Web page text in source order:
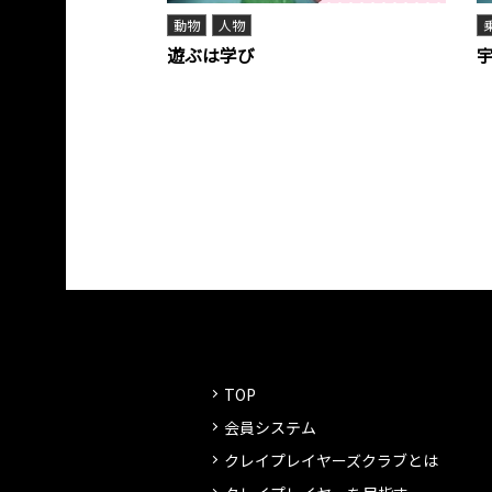
動物 人物
遊ぶは学び
TOP
会員システム
クレイプレイヤーズクラブとは